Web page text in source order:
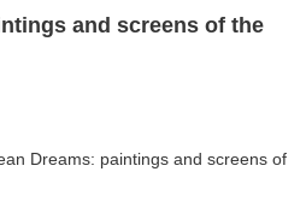
and screens of the